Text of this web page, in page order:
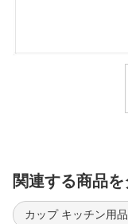
関連する商品
カップ キッチン用品